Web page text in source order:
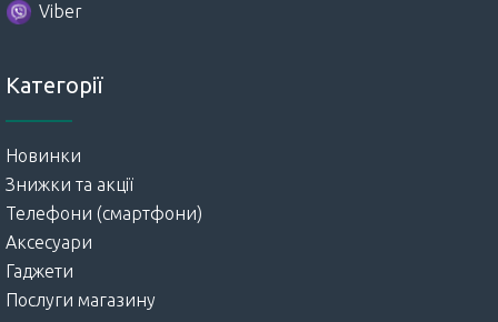
Viber
Категорії
Новинки
Знижки та акції
Телефони (смартфони)
Аксесуари
Гаджети
Послуги магазину